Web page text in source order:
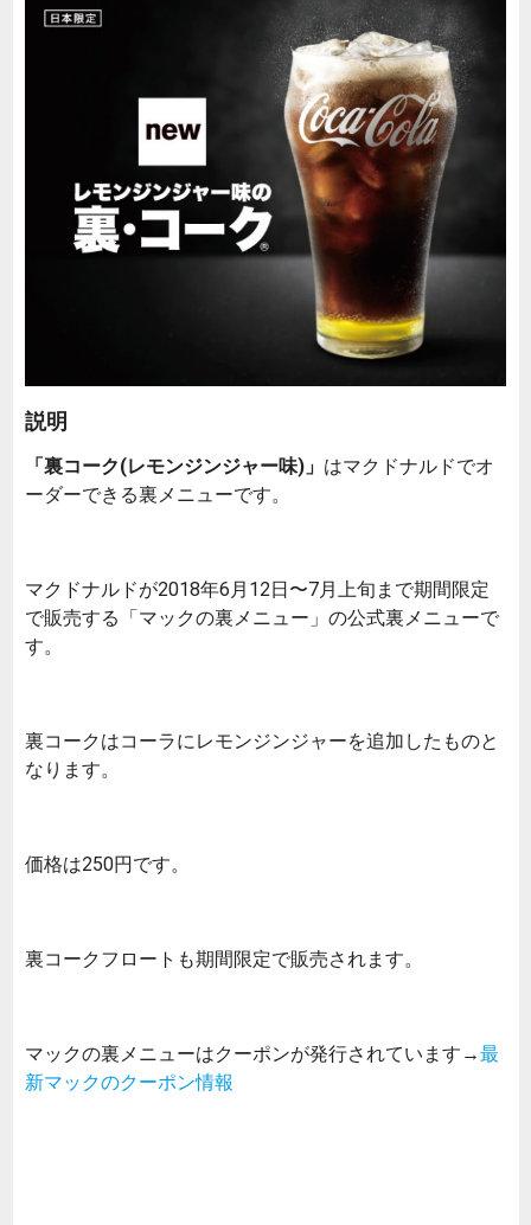
説明
「裏コーク(レモンジンジャー味)」 はマクドナルドでオ
ーダーできる裏メニューです。
マクドナルドが2018年6月12日〜7月上旬まで期間限定
で販売する「マックの裏メニュー」の公式裏メニューで
す。
裏コークはコーラにレモンジンジャーを追加したものと
なります。
価格は250円です。
裏コークフロートも期間限定で販売されます。
マックの裏メニューはクーポンが発行されています→最
新マックのクーポン情報